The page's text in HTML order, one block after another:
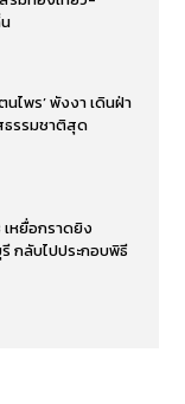
ไพร’ พังงา เดินฝ่า
ธรรมชาติสุด
หยื่อกราดยิง
กลับไปประกอบพิธี